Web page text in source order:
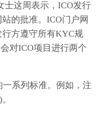
士这周表示，ICO发行
的批准。ICO门户网
方遵守所有KYC规
对ICO项目进行两个
系列标准。例如，注